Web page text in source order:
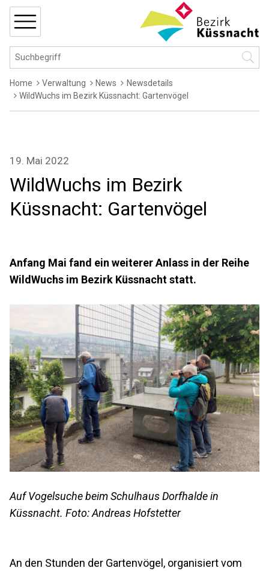
Navigieren in Küssnacht
Schnellnavigation
Hauptnavigation
Suchbegriff
Breadcrumb
Home Verwaltung News
Newsdetails
WildWuchs im Bezirk Küssnacht: Gartenvögel
WildWuchs im Bezirk
Küssnacht: Gartenvögel
19. Mai 2022
Anfang Mai fand ein weiterer Anlass in der Reihe
WildWuchs im Bezirk Küssnacht statt.
Auf Vogelsuche beim Schulhaus Dorfhalde in
Küssnacht. Foto: Andreas Hofstetter
An den Stunden der Gartenvögel, organisiert vom